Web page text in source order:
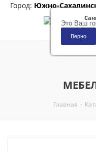
Это Ваш
Верно
Город: Южно-
Главная -